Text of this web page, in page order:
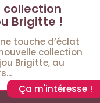
collection
Brigitte !
touche d’éclat
collection
Brigitte, au
Ça m'intéresse !